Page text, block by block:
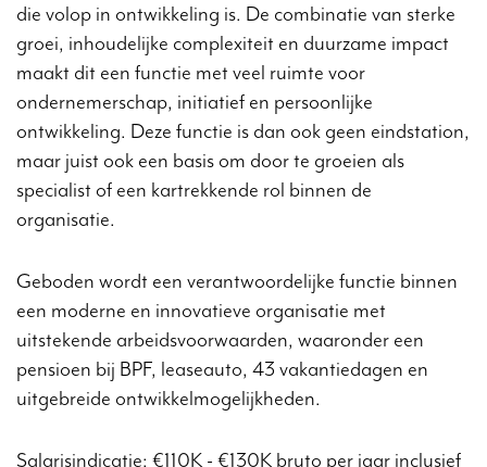
die volop in ontwikkeling is. De combinatie van sterke
groei, inhoudelijke complexiteit en duurzame impact
maakt dit een functie met veel ruimte voor
ondernemerschap, initiatief en persoonlijke
ontwikkeling. Deze functie is dan ook geen eindstation,
maar juist ook een basis om door te groeien als
specialist of een kartrekkende rol binnen de
organisatie.
Geboden wordt een verantwoordelijke functie binnen
een moderne en innovatieve organisatie met
uitstekende arbeidsvoorwaarden, waaronder een
pensioen bij BPF, leaseauto, 43 vakantiedagen en
uitgebreide ontwikkelmogelijkheden.
Salarisindicatie: €110K - €130K bruto per jaar inclusief